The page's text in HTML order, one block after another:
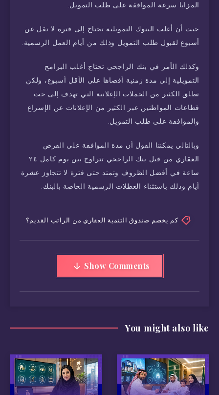
المزايا سرعة الموافقة على طلب التمويل.
حيث أن أغلب البنوك التمويلية تحتاج إلى فترة لا تقل عن
أسبوع لقبول طلب التمويل وذلك من أيام العمل الرسمية.
وكذلك الأمر في بنك الراجحي تحتاج أغلب البرامج
التمويلية إلى مدة زمنية أقصاها على الأقل أسبوع، ولكن
تطلق الكثير من الحملات الإعلانية التي تهدف إلى حث
قطاعات المواطنين عبر الكثير من الإعلانات عن الإسراع
والموافقة على طلب التمويل.
وبالتالي يمكننا القول أن مدة الموافقة على القرض
العقاري من قبل بنك الراجحي تتراوح بين يوم كامل ٢٤
ساعة في أفضل الظروف وتمتد حتى فترة لا تتجاوز عشرة
أيام وذلك باستثناء العطلات الرسمية الخاصة بالبنك.
كم يخصم صندوق التنمية العقاري من الراتب القديم؟
Show Comments
You might also like